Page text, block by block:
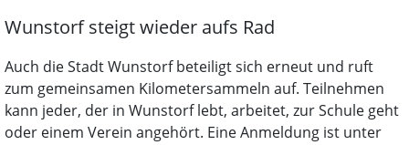
Wunstorf steigt wieder aufs Rad
Auch die Stadt Wunstorf beteiligt sich erneut und ruft
zum gemeinsamen Kilometersammeln auf. Teilnehmen
kann jeder, der in Wunstorf lebt, arbeitet, zur Schule geht
oder einem Verein angehört. Eine Anmeldung ist unter